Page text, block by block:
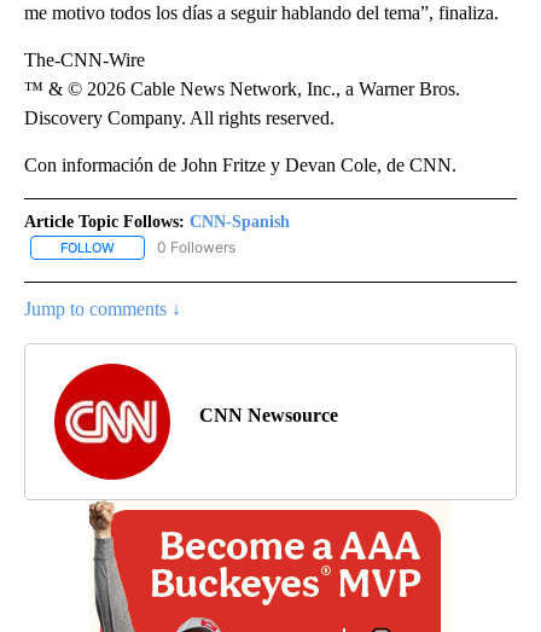
me motivo todos los días a seguir hablando del tema”, finaliza.
The-CNN-Wire
™ & © 2026 Cable News Network, Inc., a Warner Bros.
Discovery Company. All rights reserved.
Con información de John Fritze y Devan Cole, de CNN.
Article Topic Follows: CNN-Spanish
FOLLOW FOLLOW "CNN-SPANISH" TO RECEIVE NOTIFICATIONS ABOUT
0 Followers
Jump to comments ↓
CNN Newsource